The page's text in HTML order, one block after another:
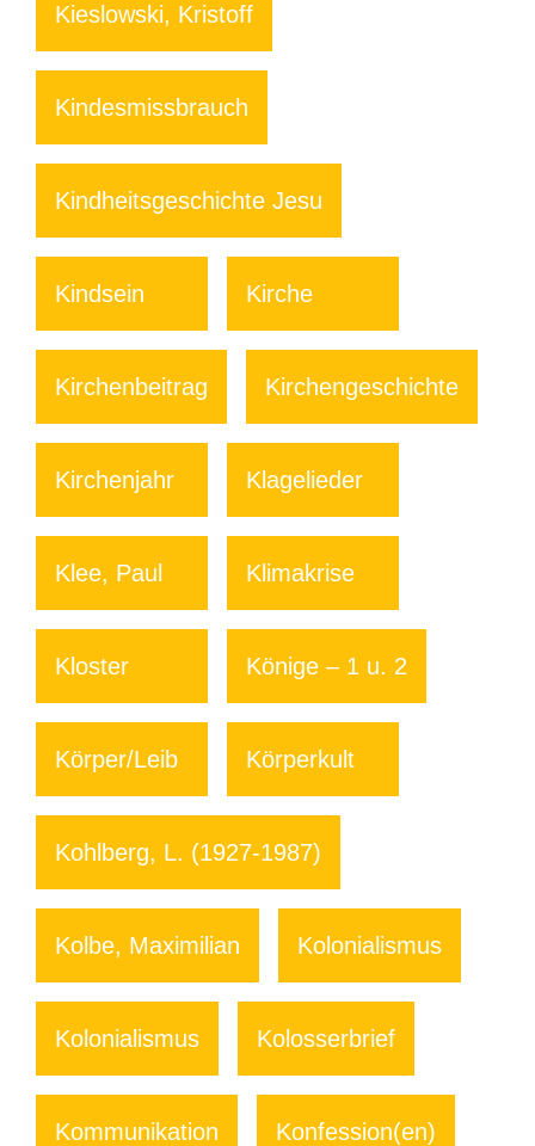
Kieslowski, Kristoff
Kindesmissbrauch
Kindheitsgeschichte Jesu
Kindsein Kirche
Kirchenbeitrag Kirchengeschichte
Kirchenjahr Klagelieder
Klee, Paul Klimakrise
Kloster Könige – 1 u. 2
Körper/Leib Körperkult
Kohlberg, L. (1927-1987)
Kolbe, Maximilian Kolonialismus
Kolonialismus Kolosserbrief
Kommunikation Konfession(en)